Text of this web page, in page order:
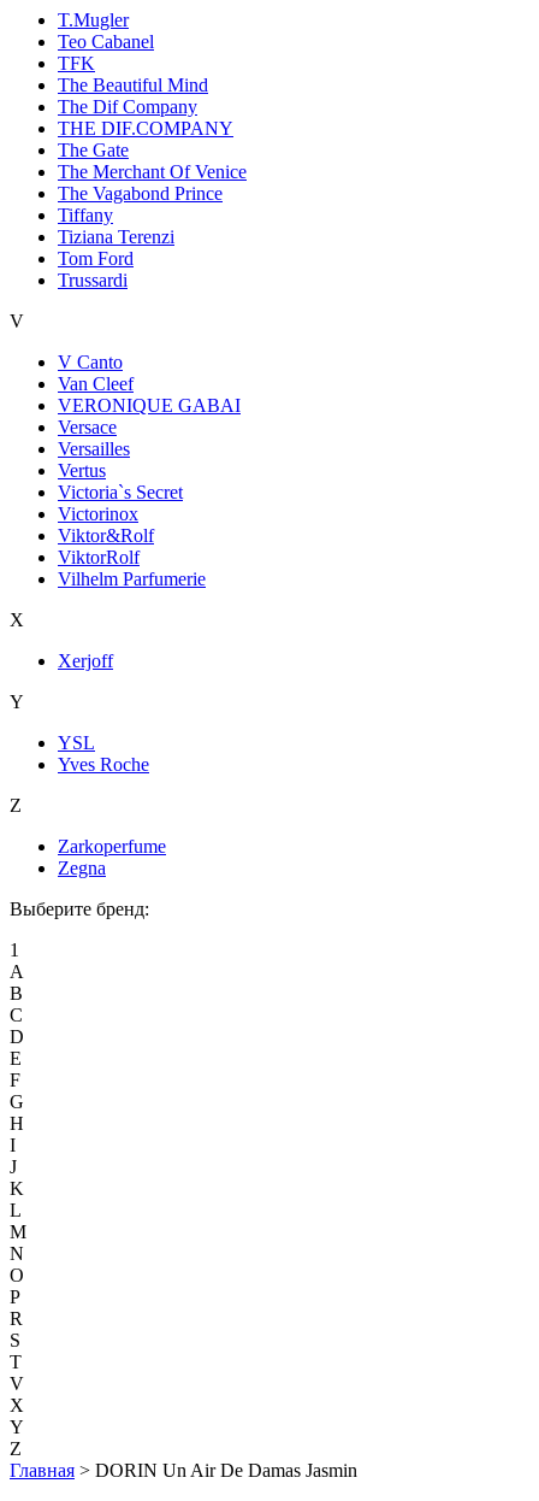
T.Mugler
Teo Cabanel
TFK
The Beautiful Mind
The Dif Company
THE DIF.COMPANY
The Gate
The Merchant Of Venice
The Vagabond Prince
Tiffany
Tiziana Terenzi
Tom Ford
Trussardi
V
V Canto
Van Cleef
VERONIQUE GABAI
Versace
Versailles
Vertus
Victoria`s Secret
Victorinox
Viktor&Rolf
ViktorRolf
Vilhelm Parfumerie
X
Xerjoff
Y
YSL
Yves Roche
Z
Zarkoperfume
Zegna
Выберите бренд:
1
A
B
C
D
E
F
G
H
I
J
K
L
M
N
O
P
R
S
T
V
X
Y
Z
Главная > DORIN Un Air De Damas Jasmin